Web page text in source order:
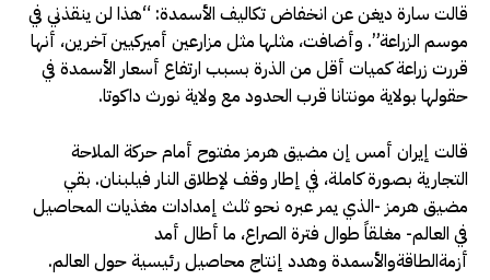
قالت سارة ديغن عن انخفاض تكاليف الأسمدة: “هذا لن ينقذني في
موسم الزراعة”. وأضافت، مثلها مثل مزارعين أميركيين آخرين، أنها
قررت زراعة كميات أقل من الذرة بسبب ارتفاع أسعار الأسمدة في
حقولها بولاية مونتانا قرب الحدود مع ولاية نورث داكوتا.
قالت إيران أمس إن مضيق هرمز مفتوح أمام حركة الملاحة
التجارية بصورة كاملة، في إطار وقف لإطلاق النار فيلبنان. بقي
مضيق هرمز -الذي يمر عبره نحو ثلث إمدادات مغذيات المحاصيل
في العالم- مغلقاً طوال فترة الصراع، ما أطال أمد
أزمةالطاقةوالأسمدة وهدد إنتاج محاصيل رئيسية حول العالم.